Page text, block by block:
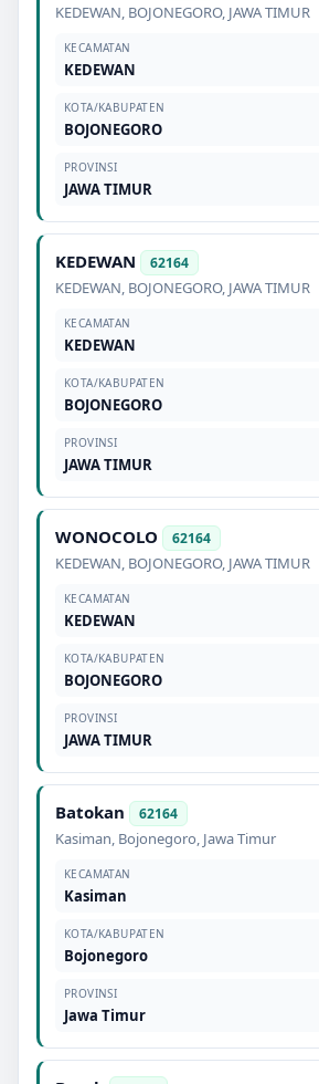
KEDEWAN, BOJONEGORO, JAWA TIMUR
KECAMATAN
KEDEWAN
KOTA/KABUPATEN
BOJONEGORO
PROVINSI
JAWA TIMUR
KEDEWAN 62164
KEDEWAN, BOJONEGORO, JAWA TIMUR
KECAMATAN
KEDEWAN
KOTA/KABUPATEN
BOJONEGORO
PROVINSI
JAWA TIMUR
WONOCOLO 62164
KEDEWAN, BOJONEGORO, JAWA TIMUR
KECAMATAN
KEDEWAN
KOTA/KABUPATEN
BOJONEGORO
PROVINSI
JAWA TIMUR
Batokan 62164
Kasiman, Bojonegoro, Jawa Timur
KECAMATAN
Kasiman
KOTA/KABUPATEN
Bojonegoro
PROVINSI
Jawa Timur